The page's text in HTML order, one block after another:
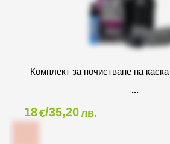
Комплект за почистване на
18€/35,20лв.